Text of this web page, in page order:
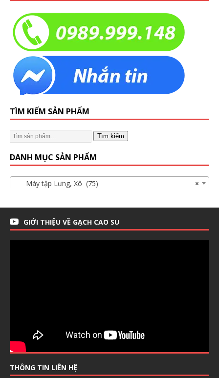
TÌM KIẾM SẢN PHẨM
Tìm kiếm
DANH MỤC SẢN PHẨM
×
Máy tập Lưng, Xô (75)
GIỚI THIỆU VỀ GẠCH CAO SU
THÔNG TIN LIÊN HỆ